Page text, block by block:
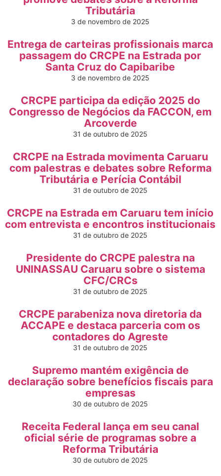
Tributária
3 de novembro de 2025
Entrega de carteiras profissionais marca
passagem do CRCPE na Estrada por
Santa Cruz do Capibaribe
3 de novembro de 2025
CRCPE participa da edição 2025 do
Congresso de Negócios da FACCON, em
Arcoverde
31 de outubro de 2025
CRCPE na Estrada movimenta Caruaru
com palestras e debates sobre Reforma
Tributária e Perícia Contábil
31 de outubro de 2025
CRCPE na Estrada em Caruaru tem início
com entrevista e encontros institucionais
31 de outubro de 2025
Presidente do CRCPE palestra na
UNINASSAU Caruaru sobre o sistema
CFC/CRCs
31 de outubro de 2025
CRCPE parabeniza nova diretoria da
ACCAPE e destaca parceria com os
contadores do Agreste
31 de outubro de 2025
Supremo mantém exigência de
declaração sobre benefícios fiscais para
empresas
30 de outubro de 2025
Receita Federal lança em seu canal
oficial série de programas sobre a
Reforma Tributária
30 de outubro de 2025